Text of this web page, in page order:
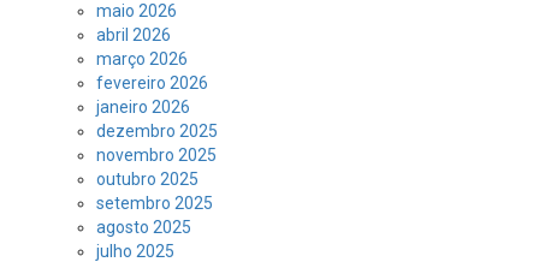
maio 2026
abril 2026
março 2026
fevereiro 2026
janeiro 2026
dezembro 2025
novembro 2025
outubro 2025
setembro 2025
agosto 2025
julho 2025